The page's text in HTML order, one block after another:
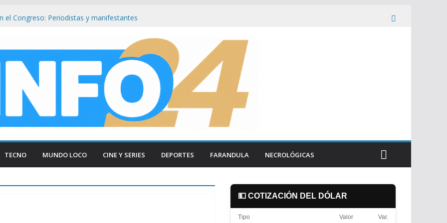
el Congreso: Periodistas y manifestantes
al Congreso
que revelan el brutal ataque a Matías
las lesiones de su acusada en Chaco
de si : Milei aterriza en Cali tras duros
«Que se Vayan Todos» Resuena
en Buenos Aires
TECNO MUNDO LOCO CINE Y SERIES DEPORTES FARANDULA NECROLÓGICAS
💵 COTIZACIÓN DEL DÓLAR
Tipo Valor Var.